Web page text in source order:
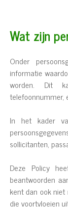
Wat zijn
Onder
informatie
worden. Dit
telefoonnummer,
In het kader
sollicitanten,
Deze Policy
beantwoorden
kent dan ook
die voortvloeien